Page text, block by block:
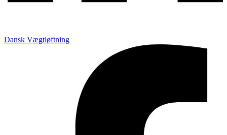
Dansk Vægtløftning